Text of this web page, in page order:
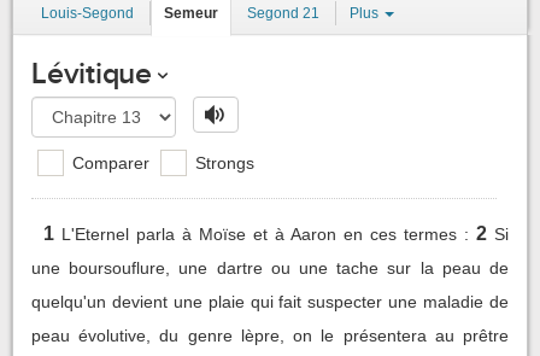
Louis-Segond Semeur Segond 21 Plus
Lévitique
Comparer Strongs
1 L'Eternel parla à Moïse et à Aaron en ces termes : 2 Si
une boursouflure, une dartre ou une tache sur la peau de
quelqu'un devient une plaie qui fait suspecter une maladie de
peau évolutive, du genre lèpre, on le présentera au prêtre